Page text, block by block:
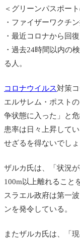
＜グリーンパスポー
・ファイザーワクチ
・最近コロナから回
・過去24時間以内の
る人。
コロナウイルス対策
エルサレム・ポスト
争状態に入った」と
患率は日々上昇して
せざるを得ないでしょ
ザルカ氏は、「状況
100m以上離れること
スラエル政府は第一
ンを発令している。
またザルカ氏は、「